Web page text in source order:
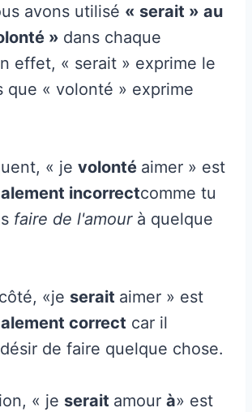
avons utilisé « serait » au
» dans chaque
effet, « serait » exprime le
que « volonté » exprime
« je volonté aimer » est
incorrectcomme tu
faire de l'amourà quelque
«je serait aimer » est
correct car il
de faire quelque chose.
« je serait amour à» est